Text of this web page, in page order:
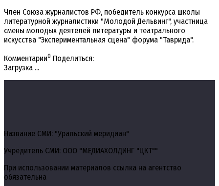
Член Союза журналистов РФ, победитель конкурса школы
литературной журналистики "Молодой Дельвинг", участница
смены молодых деятелей литературы и театрального
искусства "Экспериментальная сцена" форума "Таврида".
Комментарии0 Поделиться:
Загрузка ...
Название СМИ: "Уральский меридиан"
Учредитель СМИ: ООО "МЕДИАХОЛДИНГ "ЦКТ""
При использовании материалов ссылка на агентство
обязательна